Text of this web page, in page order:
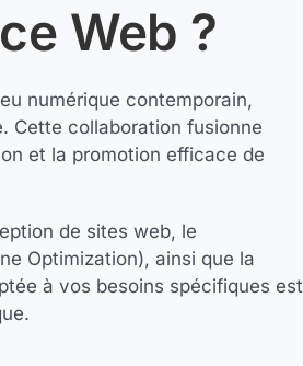
Web ?
numérique contemporain,
Cette collaboration fusionne
et la promotion efficace de
de sites web, le
Optimization), ainsi que la
à vos besoins spécifiques est